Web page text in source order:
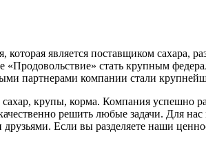
является поставщиком
стать крупным
партнерами компании стали
сахар, крупы, корма. Компания
решить любые задачи. Для
Если вы разделяете наши